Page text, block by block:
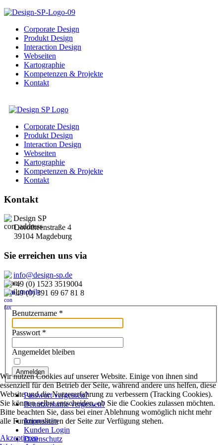
Corporate Design
Produkt Design
Interaction Design
Webseiten
Kartographie
Kompetenzen & Projekte
Kontakt
Corporate Design
Produkt Design
Interaction Design
Webseiten
Kartographie
Kompetenzen & Projekte
Kontakt
Kontakt
Design SP
Dorotheenstraße 4
39104 Magdeburg
Sie erreichen uns via
info@design-sp.de
+49 (0) 1523 3519004
+49 (0) 391 69 67 81 8
Benutzername *
Passwort*
Angemeldet bleiben
Anmelden
Passwort vergessen?
Benutzername vergessen?
Impressum
Kunden Login
Datenschutz
Wir nutzen Cookies auf unserer Website. Einige von ihnen sind
essenziell für den Betrieb der Seite, während andere uns helfen, diese
Website und die Nutzererfahrung zu verbessern (Tracking Cookies).
Sie können selbst entscheiden, ob Sie die Cookies zulassen möchten.
Bitte beachten Sie, dass bei einer Ablehnung womöglich nicht mehr
alle Funktionalitäten der Seite zur Verfügung stehen.
Akzeptieren